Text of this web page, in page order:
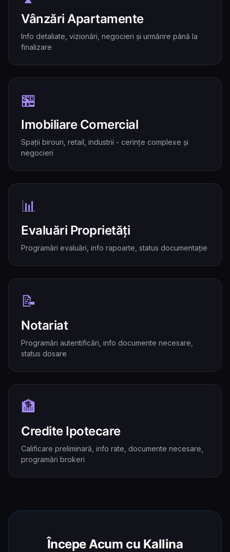
Vânzări Apartamente
Info detaliate, vizionări, negocieri și urmărire până la
finalizare
🏪
Imobiliare Comercial
Spații birouri, retail, industrii - cerințe complexe și
negocieri
📊
Evaluări Proprietăți
Programări evaluări, info rapoarte, status documentație
📝
Notariat
Programări autentificări, info documente necesare,
status dosare
🏦
Credite Ipotecare
Calificare preliminară, info rate, documente necesare,
programări brokeri
Începe Acum cu Kallina